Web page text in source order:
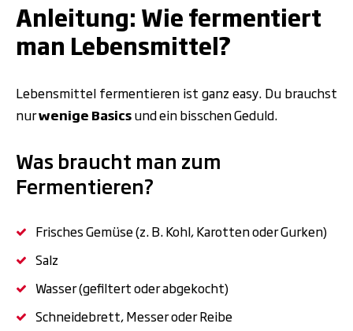
Anleitung: Wie fermentiert
man Lebensmittel?
Lebensmittel fermentieren ist ganz easy. Du brauchst
nurwenige Basicsund ein bisschen Geduld.
Was braucht man zum
Fermentieren?
Frisches Gemüse (z. B. Kohl, Karotten oder Gurken)
Salz
Wasser (gefiltert oder abgekocht)
Schneidebrett, Messer oder Reibe